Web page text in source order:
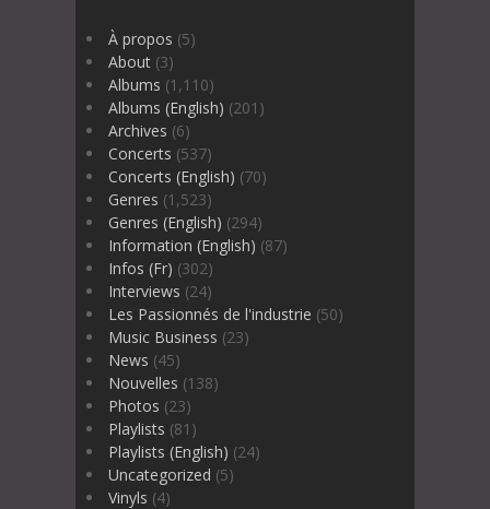
À propos (5)
About (3)
Albums (1,110)
Albums (English) (201)
Archives (6)
Concerts (537)
Concerts (English) (70)
Genres (1,523)
Genres (English) (294)
Information (English) (87)
Infos (Fr) (302)
Interviews (24)
Les Passionnés de l'industrie (50)
Music Business (23)
News (45)
Nouvelles (138)
Photos (23)
Playlists (81)
Playlists (English) (24)
Uncategorized (5)
Vinyls (4)